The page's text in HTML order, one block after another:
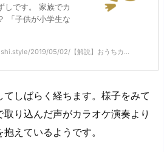
しです。 家族でカ
「子供が小学生な
2019/05/02/【解説】おうちカ...
しばらく経ちます。様子をみて
り込んだ声がカラオケ演奏より
抱えているようです。